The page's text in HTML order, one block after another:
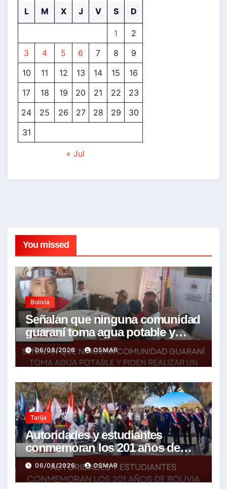
L M X J V S D
1
2
3
4 5 6 7 8
9
10
11 12 13 14 15
16
17
18 19 20 21 22
23
24
25 26 27 28 29
30
31
« Jul
You missed
Bolivia
Señalan que ninguna comunidad
guaraní toma agua potable y
piden realizar un Foro para
resolver la problemática
06/08/2026 OSMAR
Tarija
Autoridades y estudiantes
conmemoran los 201 años de
Bolivia con la esperanza de un
mejor futuro
06/08/2026 OSMAR